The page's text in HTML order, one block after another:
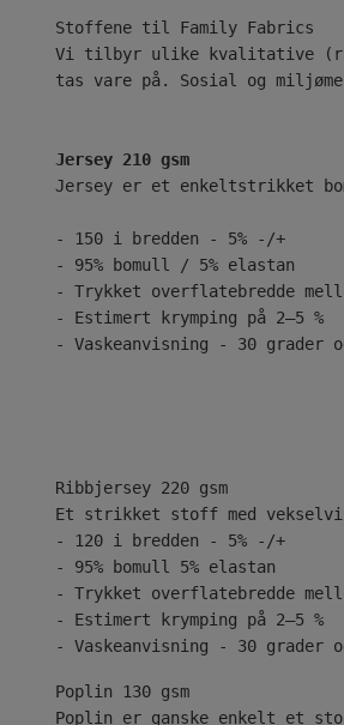
Vi tilbyr ulike kvalitative (rå)
tas vare på. Sosial og
Jersey 210 gsm
Jersey er et enkeltstrikket
- 150 i bredden - 5% -/+
- 95% bomull / 5% elastan
- Trykket overflatebredde
- Estimert krymping på 2–5 %
- Vaskeanvisning - 30 grader
Ribbjersey 220 gsm
Et strikket stoff med
- 120 i bredden - 5% -/+
- 95% bomull 5% elastan
- Trykket overflatebredde
- Estimert krymping på 2–5 %
- Vaskeanvisning - 30 grader
Poplin 130 gsm
Poplin er ganske enkelt et